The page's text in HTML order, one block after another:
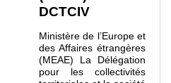
DCTCIV
Ministère de l’Europe et
des Affaires étrangères
(MEAE) La Délégation
pour les collectivités